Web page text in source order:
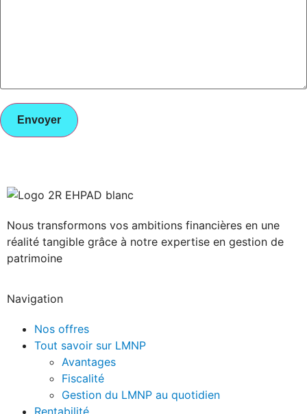
Nous transformons vos ambitions financières en une
réalité tangible grâce à notre expertise en gestion de
patrimoine
Navigation
Nos offres
Tout savoir sur LMNP
Avantages
Fiscalité
Gestion du LMNP au quotidien
Rentabilité